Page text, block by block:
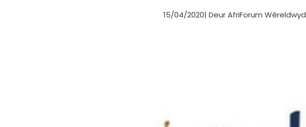
15/04/2020| Deur AfriForum Wêreldwyd